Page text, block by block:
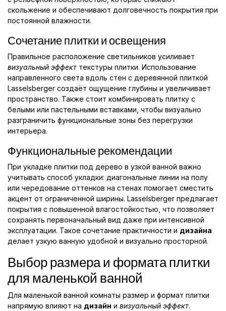
скольжение и обеспечивают долговечность покрытия при
постоянной влажности.
Сочетание плитки и освещения
Правильное расположение светильников усиливает
визуальный эффект текстуры плитки. Использование
направленного света вдоль стен с деревянной плиткой
Lasselsberger создаёт ощущение глубины и увеличивает
пространство. Также стоит комбинировать плитку с
белыми или пастельными вставками, чтобы визуально
разграничить функциональные зоны без перегрузки
интерьера.
Функциональные рекомендации
При укладке плитки под дерево в узкой ванной важно
учитывать способ укладки: диагональные линии на полу
или чередование оттенков на стенах помогает сместить
акцент от ограниченной ширины. Lasselsberger предлагает
покрытия с повышенной влагостойкостью, что позволяет
сохранять первоначальный вид даже при интенсивной
эксплуатации. Такое сочетание практичности и дизайна
делает узкую ванную удобной и визуально просторной.
Выбор размера и формата плитки
для маленькой ванной
Для маленькой ванной комнаты размер и формат плитки
напрямую влияют на дизайн и визуальный эффект.